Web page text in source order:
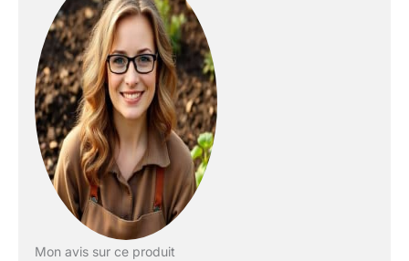
et les enfants. Les tueurs
d'insectes en plein air
protègent la cour, la
terrasse et l'espace de
vie à l'air dernière
intervention contre les
piqûres d'insectes.
Niveau d'étanchéité
IPX4. Utilisez-le
normalement sous la
Mon avis sur ce produit